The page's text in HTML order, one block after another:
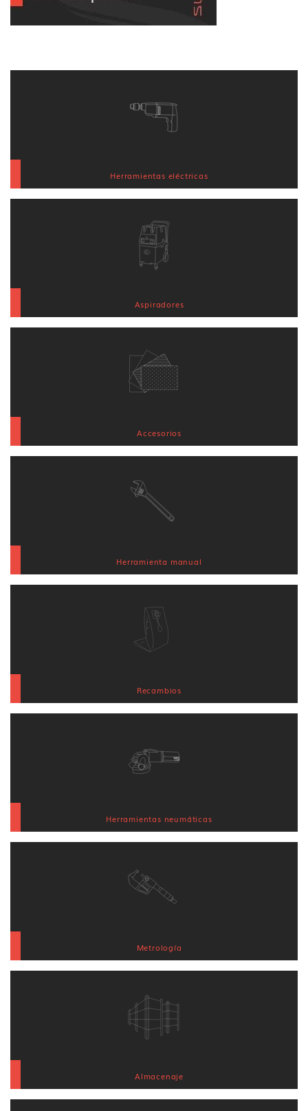
Herramientas eléctricas
Aspiradores
Accesorios
Herramienta manual
Recambios
Herramientas neumáticas
Metrología
Almacenaje